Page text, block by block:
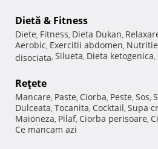
Dietă & Fitness
Diete, Fitness, Dieta Dukan,
Aerobic, Exercitii abdomen, Nutritie
disociata, Silueta, Dieta ketogenica,
Reţete
Mancare, Paste, Ciorba, Peste, Sos,
Dulceata, Tocanita, Cocktail, Supa
Maioneza, Pilaf, Ciorba perisoare,
Ce mancam azi